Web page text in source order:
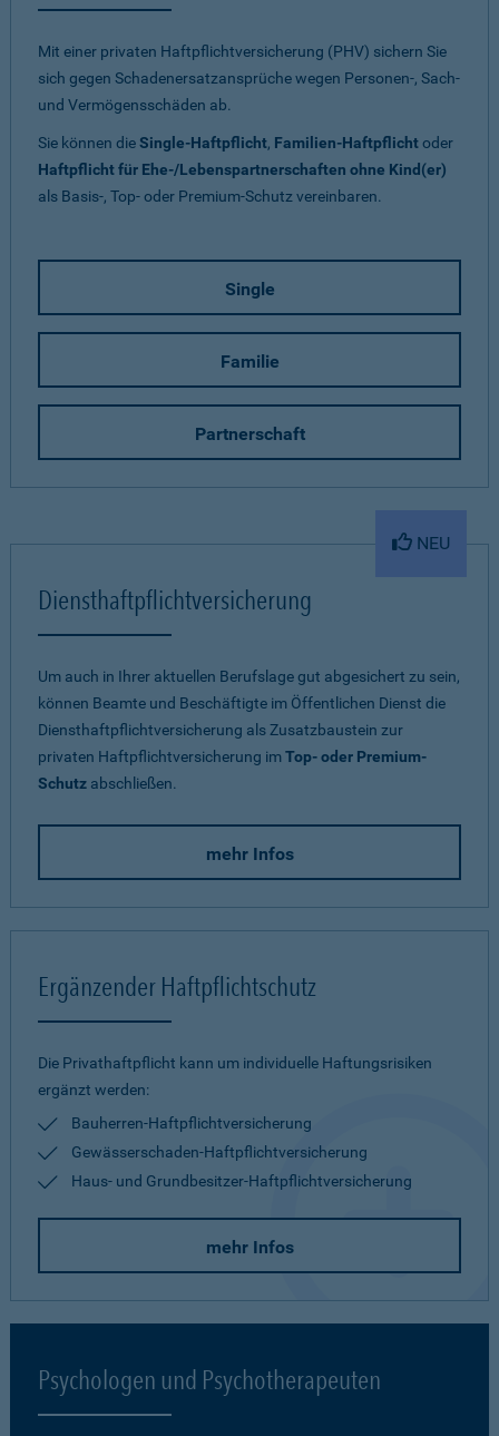
Mit einer privaten Haftpflichtversicherung (PHV) sichern Sie
sich gegen Schadenersatzansprüche wegen Personen-, Sach-
und Vermögensschäden ab.
Sie können dieSingle-Haftpflicht, Familien-Haftpflichtoder
Haftpflicht für Ehe-/Lebenspartnerschaften ohne Kind(er)
als Basis-, Top- oder Premium-Schutz vereinbaren.
Single
Familie
Partnerschaft
NEU
Diensthaftpflichtversicherung
Um auch in Ihrer aktuellen Berufslage gut abgesichert zu sein,
können Beamte und Beschäftigte im Öffentlichen Dienst die
Diensthaftpflichtversicherung als Zusatzbaustein zur
privaten Haftpflichtversicherung imTop- oder Premium-
Schutz abschließen.
mehr Infos
Ergänzender Haftpflichtschutz
Die Privathaftpflicht kann um individuelle Haftungsrisiken
ergänzt werden:
Bauherren-Haftpflichtversicherung
Gewässerschaden-Haftpflichtversicherung
Haus- und Grundbesitzer-Haftpflichtversicherung
mehr Infos
Psychologen und Psychotherapeuten